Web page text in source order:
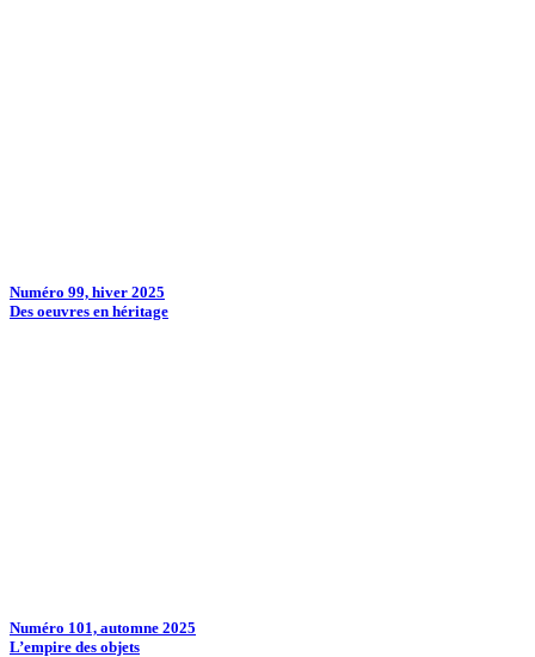
Numéro 99, hiver 2025
Des oeuvres en héritage
Numéro 101, automne 2025
L’empire des objets